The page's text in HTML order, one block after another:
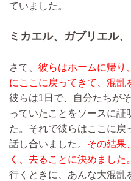
ていました。
ミカエル、ガブリエル
さて、 彼らはホームに帰り
にここに戻ってきて、混乱
彼らは1日で、自分たちが
っていたことをソースに証
た。それで彼らはここに戻
話し合いました。 その結果
く、去ることに決めました。
行くときに、あんな大混乱